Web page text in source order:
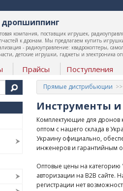
компания, поставщик игрушек,
к дронам. Мы предлагаем купить
- радиоуправление: квадрокоптеры,
детские игрушки, гаджеты и электроника
Прайсы Поступления
Прямые дистрибьюции
Инструменты и
Комплектующие для дронов
оптом с нашего склада в
Украину официально,
инженеров и гарантийным
Оптовые цены на категорию
авторизации на B2B сайте.
регистрации нет